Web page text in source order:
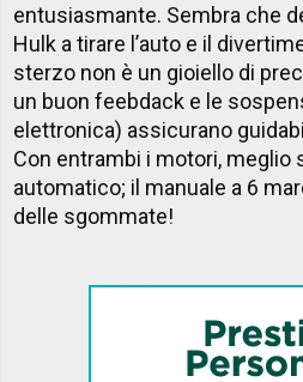
entusiasmante. Sembra che
Hulk a tirare l’auto e il
sterzo non è un gioiello di
un buon feebdack e le
elettronica) assicurano
Con entrambi i motori, meglio
automatico; il manuale a 6
delle sgommate!